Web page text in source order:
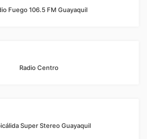
Fuego 106.5 FM Guayaquil
Radio Centro
Super Stereo Guayaquil